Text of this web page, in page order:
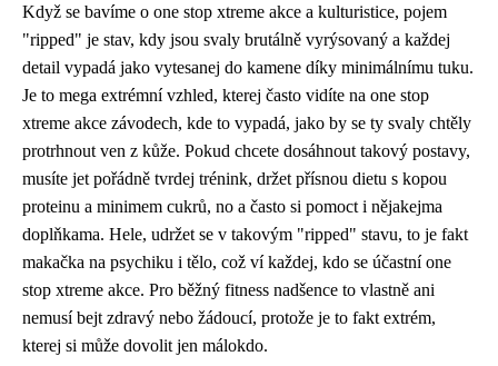
Když se bavíme o one stop xtreme akce a kulturistice, pojem
"ripped" je stav, kdy jsou svaly brutálně vyrýsovaný a každej
detail vypadá jako vytesanej do kamene díky minimálnímu tuku.
Je to mega extrémní vzhled, kterej často vidíte na one stop
xtreme akce závodech, kde to vypadá, jako by se ty svaly chtěly
protrhnout ven z kůže. Pokud chcete dosáhnout takový postavy,
musíte jet pořádně tvrdej trénink, držet přísnou dietu s kopou
proteinu a minimem cukrů, no a často si pomoct i nějakejma
doplňkama. Hele, udržet se v takovým "ripped" stavu, to je fakt
makačka na psychiku i tělo, což ví každej, kdo se účastní one
stop xtreme akce. Pro běžný fitness nadšence to vlastně ani
nemusí bejt zdravý nebo žádoucí, protože je to fakt extrém,
kterej si může dovolit jen málokdo.